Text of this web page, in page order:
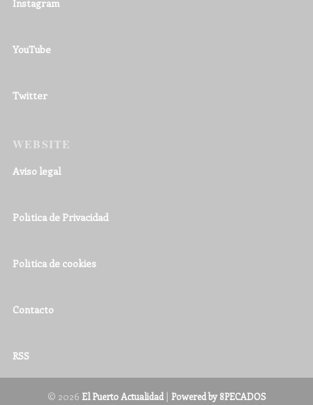
Instagram
YouTube
Twitter
WEBSITE
Aviso legal
Política de Privacidad
Política de cookies
Contacto
RSS
© 2026 El Puerto Actualidad| Powered by 8PECADOS